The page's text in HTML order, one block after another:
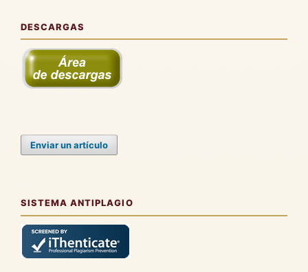
DESCARGAS
Enviar un artículo
SISTEMA ANTIPLAGIO